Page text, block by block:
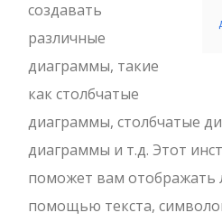
создавать
различные
диаграммы, такие
как столбчатые
диаграммы, столбчатые
диаграммы и т.д. Этот
поможет вам отображать
помощью текста,